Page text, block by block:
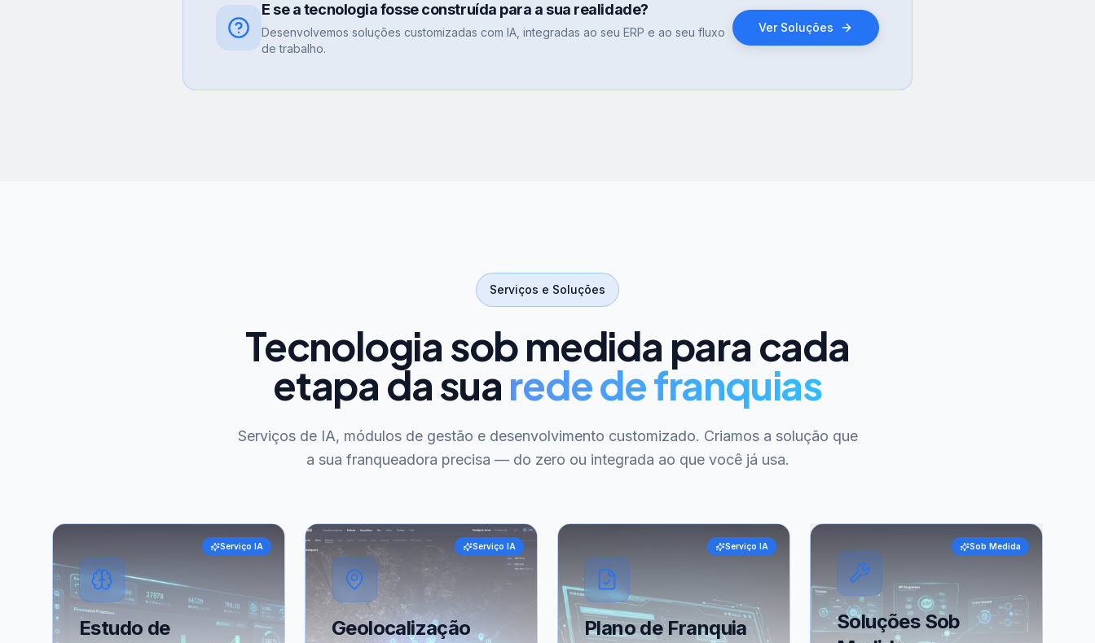
E se a tecnologia fosse construída para a sua realidade?
Desenvolvemos soluções customizadas com IA, integradas ao seu ERP e ao seu fluxo
de trabalho.
Ver Soluções
Serviços e Soluções
Tecnologia sob medida para cada
etapa da suarede de franquias
Serviços de IA, módulos de gestão e desenvolvimento customizado. Criamos a solução que
a sua franqueadora precisa — do zero ou integrada ao que você já usa.
Serviço IA
Estudo de
Serviço IA
Geolocalização
Serviço IA
Plano de Franquia
Sob Medida
Soluções Sob